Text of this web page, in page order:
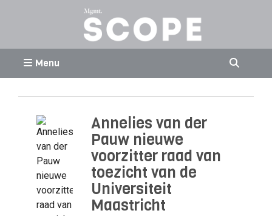
Menu
Annelies van der
Pauw nieuwe
voorzitter raad van
toezicht van de
Universiteit
Maastricht